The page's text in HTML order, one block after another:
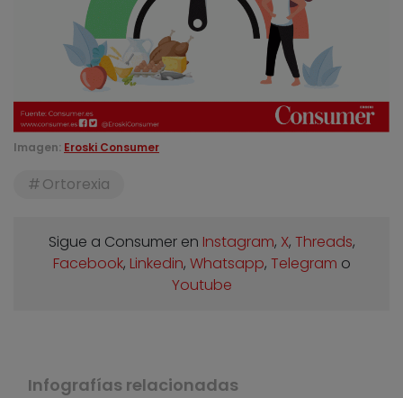
Imagen: Eroski Consumer
Ortorexia
Sigue a Consumer en Instagram, X, Threads,
Facebook, Linkedin, Whatsapp, Telegram o
Youtube
Infografías relacionadas